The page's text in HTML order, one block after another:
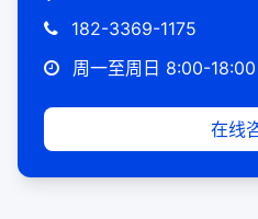
182-3369-1175
周一至周日 8:00-18:00
在线